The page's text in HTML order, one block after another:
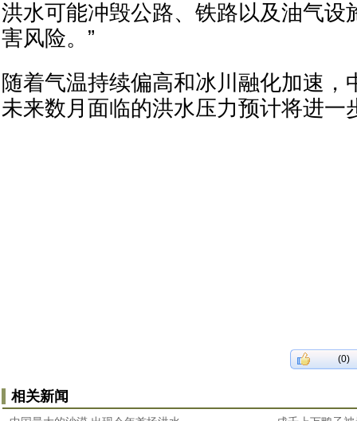
洪水可能冲毁公路、铁路以及油气设
害风险。”
随着气温持续偏高和冰川融化加速，
未来数月面临的洪水压力预计将进一
(0)
相关新闻